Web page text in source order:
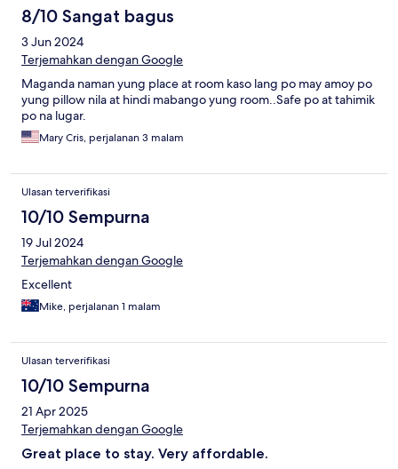
8/10 Sangat bagus
3 Jun 2024
Terjemahkan dengan Google
Maganda naman yung place at room kaso lang po may amoy po
yung pillow nila at hindi mabango yung room..Safe po at tahimik
po na lugar.
Mary Cris, perjalanan 3 malam
Ulasan terverifikasi
10/10 Sempurna
19 Jul 2024
Terjemahkan dengan Google
Excellent
Mike, perjalanan 1 malam
Ulasan terverifikasi
10/10 Sempurna
21 Apr 2025
Terjemahkan dengan Google
Great place to stay. Very affordable.